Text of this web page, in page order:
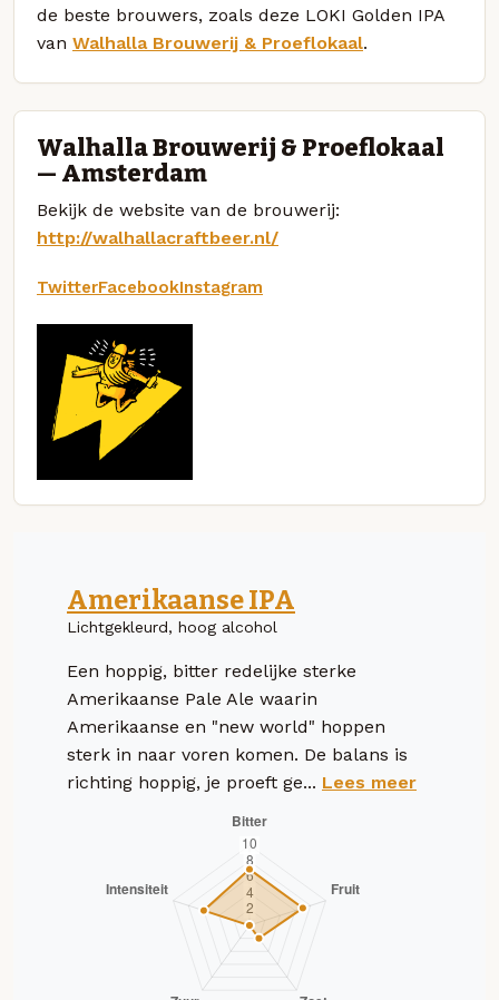
de beste brouwers, zoals deze LOKI Golden IPA
van Walhalla Brouwerij & Proeflokaal.
Walhalla Brouwerij & Proeflokaal
— Amsterdam
Bekijk de website van de brouwerij:
http://walhallacraftbeer.nl/
TwitterFacebookInstagram
Amerikaanse IPA
Lichtgekleurd, hoog alcohol
Een hoppig, bitter redelijke sterke
Amerikaanse Pale Ale waarin
Amerikaanse en "new world" hoppen
sterk in naar voren komen. De balans is
richting hoppig, je proeft ge... Lees meer